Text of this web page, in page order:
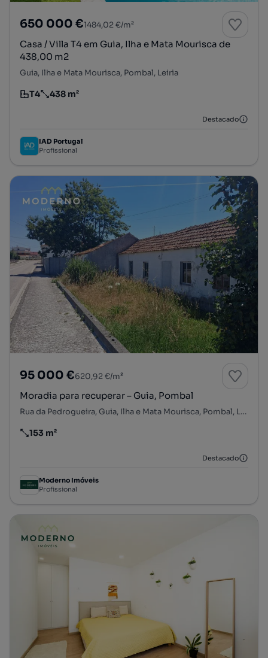
650 000 €1484,02 €/m²
Casa / Villa T4 em Guia, Ilha e Mata Mourisca de
438,00 m2
Guia, Ilha e Mata Mourisca, Pombal, Leiria
Tipologia
T4
Preço por metro quadrado
438 m²
Destacado
IAD Portugal
Profissional
95 000 €620,92 €/m²
Moradia para recuperar – Guia, Pombal
Rua da Pedrogueira, Guia, Ilha e Mata Mourisca, Pombal, Leiria
Preço por metro quadrado
153 m²
Destacado
Moderno Imóveis
Profissional